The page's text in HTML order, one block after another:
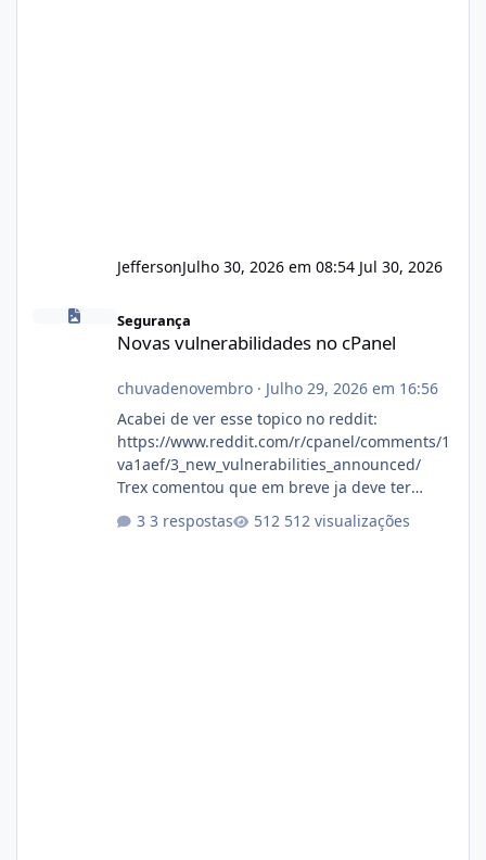
JeffersonJulho 30, 2026 em 08:54 Jul 30, 2026
Novas vulnerabilidades no cPanel
Segurança
Novas vulnerabilidades no cPanel
chuvadenovembro· Julho 29, 2026 em 16:56
Acabei de ver esse topico no reddit:
https://www.reddit.com/r/cpanel/comments/1
va1aef/3_new_vulnerabilities_announced/
Trex comentou que em breve ja deve ter
3 respostas 512 visualizações